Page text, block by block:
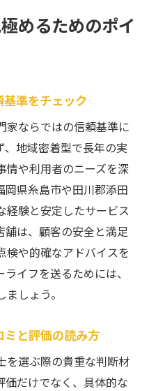
めるためのポイ
準をチェック
家ならではの信頼基準に
、地域密着型で長年の実
情や利用者のニーズを深
岡県糸島市や田川郡添田
経験と安定したサービス
舗は、顧客の安全と満足
検や的確なアドバイスを
イフを送るためには、
しょう。
と評価の読み方
を選ぶ際の貴重な判断材
価だけでなく、具体的な